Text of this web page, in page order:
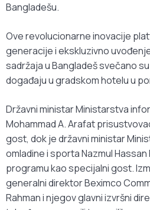
Bangladešu.
Ove revolucionarne inovacije
generacije i ekskluzivno
sadržaja u Bangladeš svečano
događaju u gradskom hotelu u
Državni ministar Ministarstva
Mohammad A. Arafat
gost, dok je državni ministar
omladine i sporta Nazmul
programu kao specijalni gost.
generalni direktor Beximco
Rahman i njegov glavni izvršni